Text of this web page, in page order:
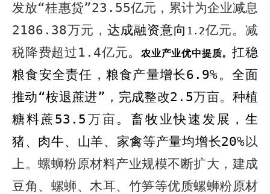
发放“桂惠贷”23.55亿元，累计为企业减息
2186.38万元， 达成融资意向 1.2亿元。减
税降费超过1.4亿元。农业产业优中提质。扛稳
粮食安全责任， 粮食产量增长6.9%。 全面
推动“桉退蔗进” ， 完成整改2.5万亩。 种植
糖料蔗53.5 万亩。畜牧业快速发展，生
猪、肉牛、山羊、家禽等产量均增长20%以
上。螺蛳粉原材料产业规模不断扩大，建成
豆角、螺蛳、木耳、竹笋等优质螺蛳粉原材